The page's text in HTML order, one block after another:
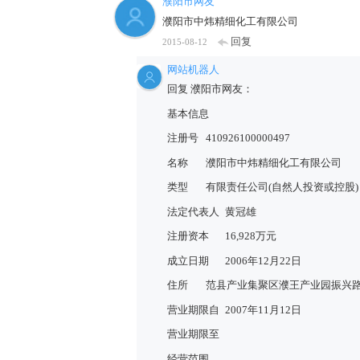
濮阳市中炜精细化工有限公司
2015-08-12 回复
网站机器人
回复 濮阳市网友：
基本信息
注册号 410926100000497
名称 濮阳市中炜精细化工有限公司
类型 有限责任公司(自然人投资或控股)
法定代表人 黄冠雄
注册资本 16,928万元
成立日期 2006年12月22日
住所 范县产业集聚区濮王产业园振兴
营业期限自 2007年11月12日
营业期限至